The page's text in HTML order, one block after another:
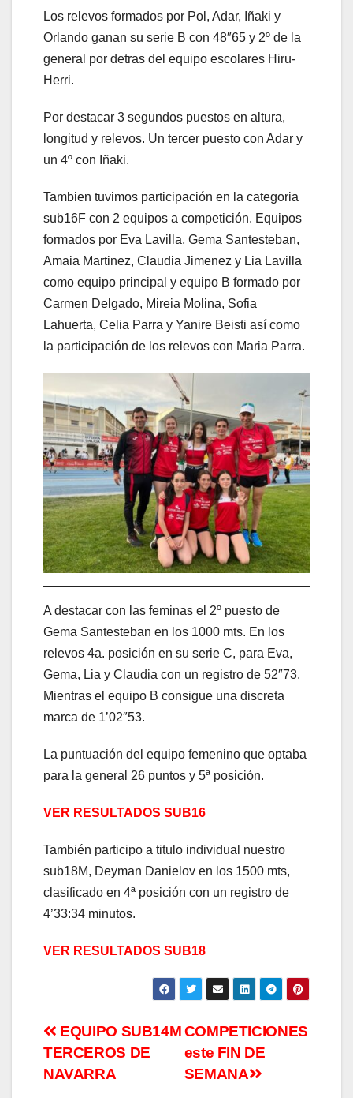
Los relevos formados por Pol, Adar, Iñaki y
Orlando ganan su serie B con 48″65 y 2º de la
general por detras del equipo escolares Hiru-
Herri.
Por destacar 3 segundos puestos en altura,
longitud y relevos. Un tercer puesto con Adar y
un 4º con Iñaki.
Tambien tuvimos participación en la categoria
sub16F con 2 equipos a competición. Equipos
formados por Eva Lavilla, Gema Santesteban,
Amaia Martinez, Claudia Jimenez y Lia Lavilla
como equipo principal y equipo B formado por
Carmen Delgado, Mireia Molina, Sofia
Lahuerta, Celia Parra y Yanire Beisti así como
la participación de los relevos con Maria Parra.
A destacar con las feminas el 2º puesto de
Gema Santesteban en los 1000 mts. En los
relevos 4a. posición en su serie C, para Eva,
Gema, Lia y Claudia con un registro de 52″73.
Mientras el equipo B consigue una discreta
marca de 1’02″53.
La puntuación del equipo femenino que optaba
para la general 26 puntos y 5ª posición.
VER RESULTADOS SUB16
También participo a titulo individual nuestro
sub18M, Deyman Danielov en los 1500 mts,
clasificado en 4ª posición con un registro de
4’33:34 minutos.
VER RESULTADOS SUB18
COMPETICIONES
este FIN DE
SEMANA
EQUIPO SUB14M
TERCEROS DE
NAVARRA